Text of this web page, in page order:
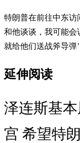
特朗普在前往中东访
和他谈谈，我可能会
就给他们送战斧导弹’
延伸阅读
泽连斯基
宫 希望特